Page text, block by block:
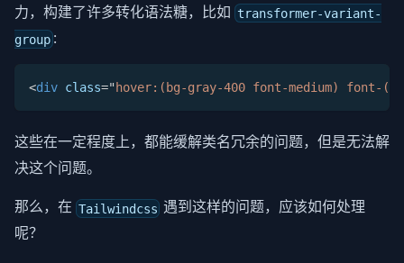
力，构建了许多转化语法糖，比如 transformer-variant-
group:
<div class="hover:(bg-gray-400 font-medium) font-
这些在一定程度上，都能缓解类名冗余的问题，但是无法解
决这个问题。
那么，在 Tailwindcss 遇到这样的问题，应该如何处理
呢？